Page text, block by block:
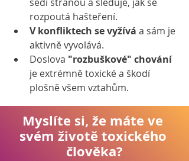
rozpoutá hašteření.
V konfliktech se vyžívá a sám je
aktivně vyvolává.
Doslova "rozbuškové" chování
je extrémně toxické a škodí
plošně všem vztahům.
Myslíte si, že máte ve
svém životě toxického
člověka?